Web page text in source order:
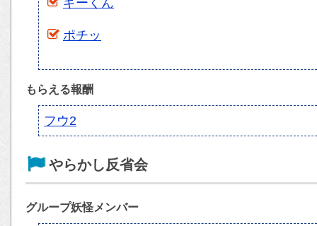
ポチッ
もらえる報酬
フウ2
やらかし反省会
グループ妖怪メンバー